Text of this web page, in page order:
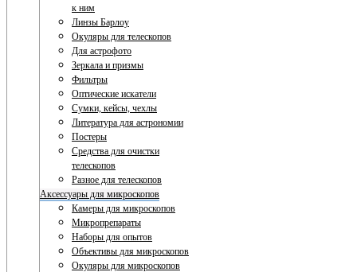
к ним
Линзы Барлоу
Окуляры для телескопов
Для астрофото
Зеркала и призмы
Фильтры
Оптические искатели
Сумки, кейсы, чехлы
Литература для астрономии
Постеры
Средства для очистки
телескопов
Разное для телескопов
Аксессуары для микроскопов
Камеры для микроскопов
Микропрепараты
Наборы для опытов
Объективы для микроскопов
Окуляры для микроскопов